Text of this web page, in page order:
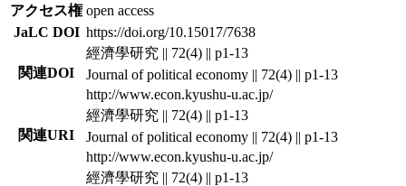
アクセス権 open access
JaLC DOI https://doi.org/10.15017/7638
関連DOI
經濟學研究 || 72(4) || p1-13
Journal of political economy || 72(4) || p1-13
http://www.econ.kyushu-u.ac.jp/
関連URI
經濟學研究 || 72(4) || p1-13
Journal of political economy || 72(4) || p1-13
http://www.econ.kyushu-u.ac.jp/
經濟學研究 || 72(4) || p1-13